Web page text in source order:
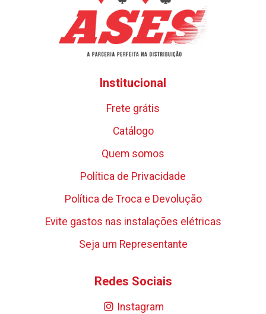
Institucional
Frete grátis
Catálogo
Quem somos
Política de Privacidade
Política de Troca e Devolução
Evite gastos nas instalações elétricas
Seja um Representante
Redes Sociais
Instagram